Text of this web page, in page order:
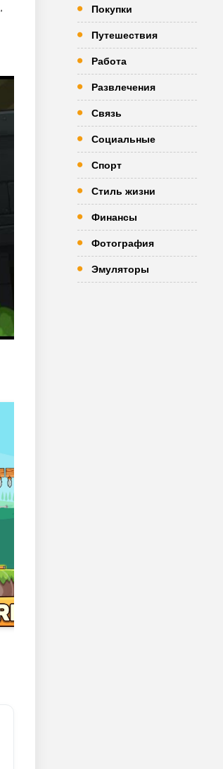
Покупки
Путешествия
Работа
Развлечения
Связь
Социальные
Спорт
Стиль жизни
Финансы
Фотография
Эмуляторы